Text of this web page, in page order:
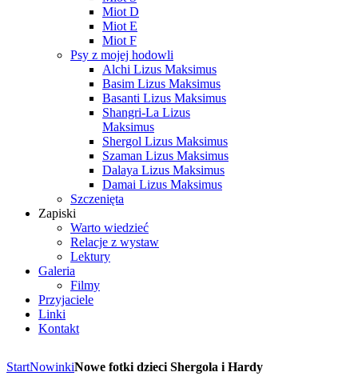
Miot D
Miot E
Miot F
Psy z mojej hodowli
Alchi Lizus Maksimus
Basim Lizus Maksimus
Basanti Lizus Maksimus
Shangri-La Lizus
Maksimus
Shergol Lizus Maksimus
Szaman Lizus Maksimus
Dalaya Lizus Maksimus
Damai Lizus Maksimus
Szczenięta
Zapiski
Warto wiedzieć
Relacje z wystaw
Lektury
Galeria
Filmy
Przyjaciele
Linki
Kontakt
StartNowinkiNowe fotki dzieci Shergola i Hardy